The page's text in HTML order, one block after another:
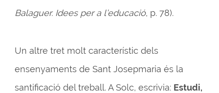
Balaguer. Idees per a l’educació, p. 78).
Un altre tret molt característic dels
ensenyaments de Sant Josepmaria és la
santificació del treball. A Solc, escrivia: Estudi,